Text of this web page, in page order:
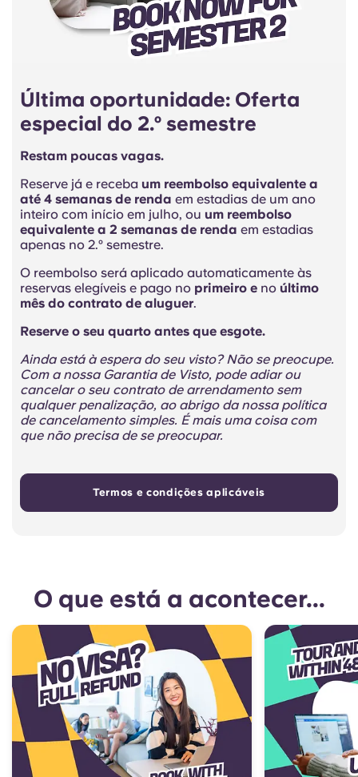
Última oportunidade: Oferta
especial do 2.º semestre
Restam poucas vagas.
Reserve já e receba um reembolso equivalente a
até 4 semanas de renda em estadias de um ano
inteiro com início em julho, ou um reembolso
equivalente a 2 semanas de renda em estadias
apenas no 2.º semestre.
O reembolso será aplicado automaticamente às
reservas elegíveis e pago no primeiro e no último
mês do contrato de aluguer.
Reserve o seu quarto antes que esgote.
Ainda está à espera do seu visto? Não se preocupe.
Com a nossa Garantia de Visto, pode adiar ou
cancelar o seu contrato de arrendamento sem
qualquer penalização, ao abrigo da nossa política
de cancelamento simples. É mais uma coisa com
que não precisa de se preocupar.
Termos e condições aplicáveis
O que está a acontecer...